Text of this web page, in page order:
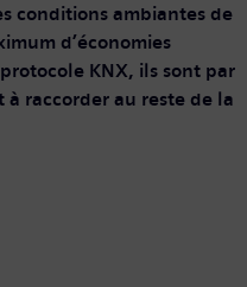
conditions ambiantes de
d’économies
KNX, ils sont par
raccorder au reste de la